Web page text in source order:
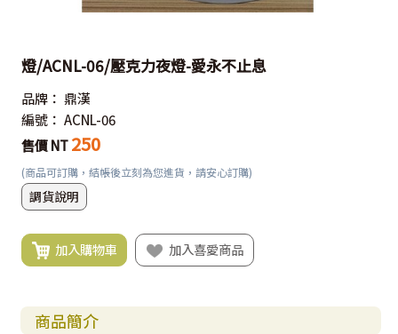
燈/ACNL-06/壓克力夜燈-愛永不止息
品牌： 鼎漢
編號： ACNL-06
售價 NT 250
(商品可訂購，結帳後立刻為您進貨，請安心訂購)
調貨說明
加入購物車 加入喜愛商品
商品簡介